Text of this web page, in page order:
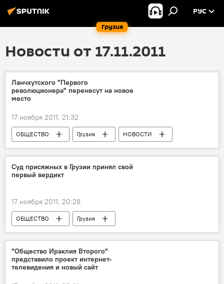
Грузия
РУС
Новости от 17.11.2011
Ланчхутского "Первого
революционера" перенесут на новое
место
17 ноября 2011, 21:32
ОБЩЕСТВО Грузия НОВОСТИ
Суд присяжных в Грузии принял свой
первый вердикт
17 ноября 2011, 20:28
ОБЩЕСТВО
Грузия
ПРОИСШЕСТВИЯ
НОВОСТИ
"Общество Ираклия Второго"
представило проект интернет-
телевидения и новый сайт